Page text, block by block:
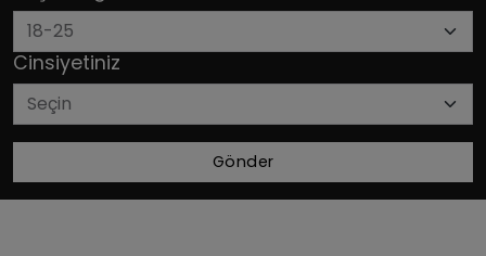
Cinsiyetiniz
Gönder